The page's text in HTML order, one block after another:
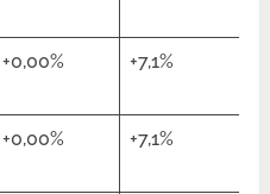
+0,00% +7,1%
+0,00% +7,1%